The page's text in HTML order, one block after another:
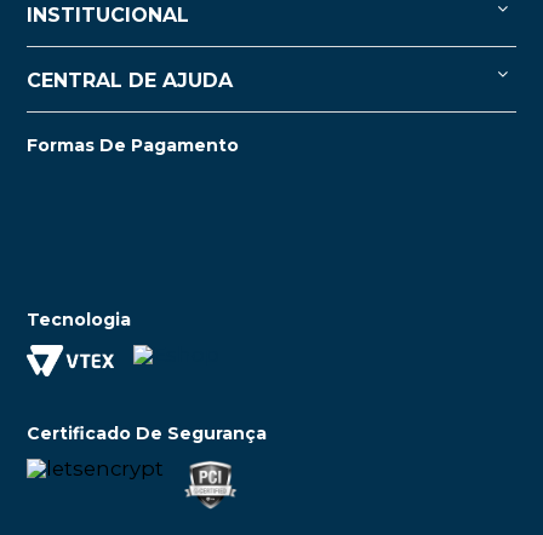
INSTITUCIONAL
CENTRAL DE AJUDA
Formas De Pagamento
Tecnologia
Certificado De Segurança